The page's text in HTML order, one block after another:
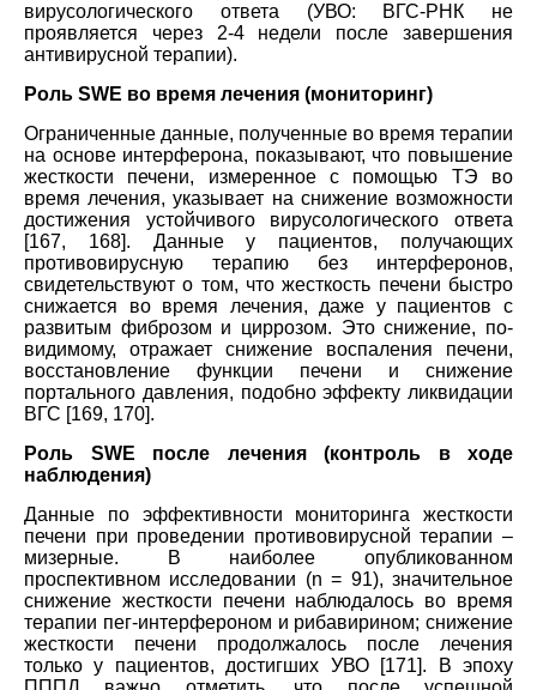
вирусологического ответа (УВО: ВГС-РНК не
проявляется через 2-4 недели после завершения
антивирусной терапии).
Роль SWE во время лечения (мониторинг)
Ограниченные данные, полученные во время терапии
на основе интерферона, показывают, что повышение
жесткости печени, измеренное с помощью TЭ во
время лечения, указывает на снижение возможности
достижения устойчивого вирусологического ответа
[167, 168]. Данные у пациентов, получающих
противовирусную терапию без интерферонов,
свидетельствуют о том, что жесткость печени быстро
снижается во время лечения, даже у пациентов с
развитым фиброзом и циррозом. Это снижение, по-
видимому, отражает снижение воспаления печени,
восстановление функции печени и снижение
портального давления, подобно эффекту ликвидации
ВГС [169, 170].
Роль SWE после лечения (контроль в ходе
наблюдения)
Данные по эффективности мониторинга жесткости
печени при проведении противовирусной терапии –
мизерные. В наиболее опубликованном
проспективном исследовании (n = 91), значительное
снижение жесткости печени наблюдалось во время
терапии пег-интерфероном и рибавирином; снижение
жесткости печени продолжалось после лечения
только у пациентов, достигших УВО [171]. В эпоху